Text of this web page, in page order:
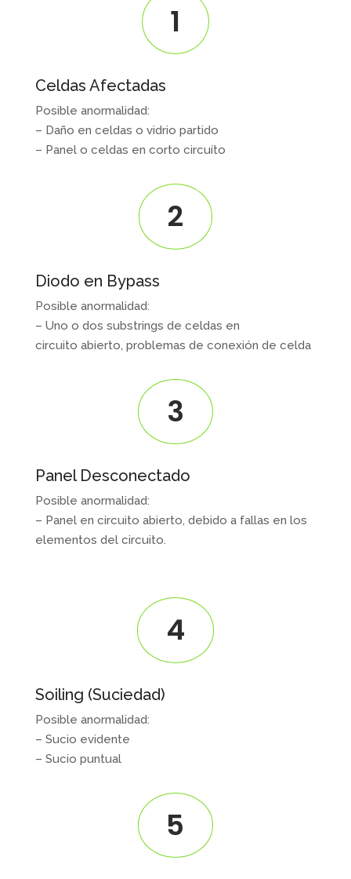
1
Celdas Afectadas
Posible anormalidad:
– Daño en celdas o vidrio partido
– Panel o celdas en corto circuíto
2
Diodo en Bypass
Posible anormalidad:
– Uno o dos substrings de celdas en
circuito abierto, problemas de conexión de celda
3
Panel Desconectado
Posible anormalidad:
– Panel en circuito abierto, debido a fallas en los
elementos del circuito.
4
Soiling (Suciedad)
Posible anormalidad:
– Sucio evidente
– Sucio puntual
5